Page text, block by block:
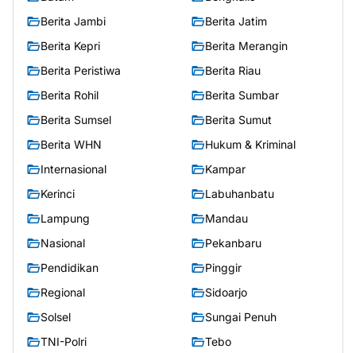
Berita Jambi
Berita Jatim
Berita Kepri
Berita Merangin
Berita Peristiwa
Berita Riau
Berita Rohil
Berita Sumbar
Berita Sumsel
Berita Sumut
Berita WHN
Hukum & Kriminal
Internasional
Kampar
Kerinci
Labuhanbatu
Lampung
Mandau
Nasional
Pekanbaru
Pendidikan
Pinggir
Regional
Sidoarjo
Solsel
Sungai Penuh
TNI-Polri
Tebo